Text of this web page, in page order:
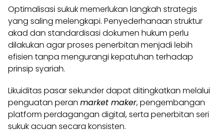
Optimalisasi sukuk memerlukan langkah strategis
yang saling melengkapi. Penyederhanaan struktur
akad dan standardisasi dokumen hukum perlu
dilakukan agar proses penerbitan menjadi lebih
efisien tanpa mengurangi kepatuhan terhadap
prinsip syariah.
Likuiditas pasar sekunder dapat ditingkatkan melalui
penguatan peran market maker, pengembangan
platform perdagangan digital, serta penerbitan seri
sukuk acuan secara konsisten.